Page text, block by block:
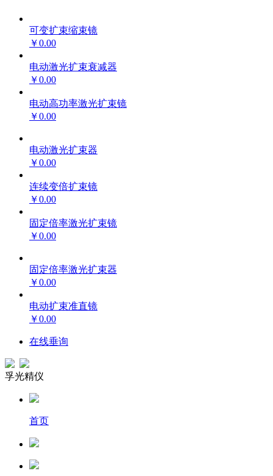
可变扩束缩束镜
￥0.00
电动激光扩束衰减器
￥0.00
电动高功率激光扩束镜
￥0.00
电动激光扩束器
￥0.00
连续变倍扩束镜
￥0.00
固定倍率激光扩束镜
￥0.00
固定倍率激光扩束器
￥0.00
电动扩束准直镜
￥0.00
在线垂询
孚光精仪
首页